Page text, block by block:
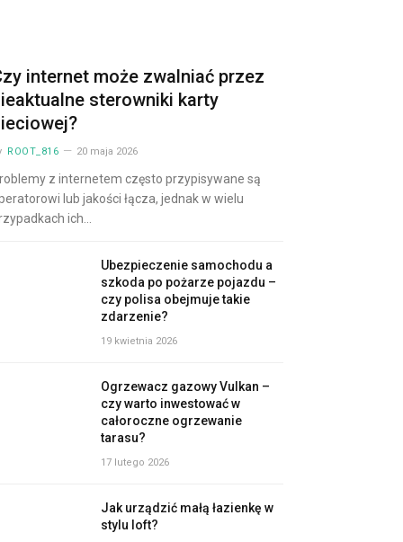
internet może zwalniać przez
sterowniki karty
ROOT_816 20 maja 2026
z internetem często przypisywane są
lub jakości łącza, jednak w wielu
ich…
Ubezpieczenie samochodu a
szkoda po pożarze pojazdu –
czy polisa obejmuje takie
zdarzenie?
19 kwietnia 2026
Ogrzewacz gazowy Vulkan –
czy warto inwestować w
całoroczne ogrzewanie
tarasu?
17 lutego 2026
Jak urządzić małą łazienkę w
stylu loft?